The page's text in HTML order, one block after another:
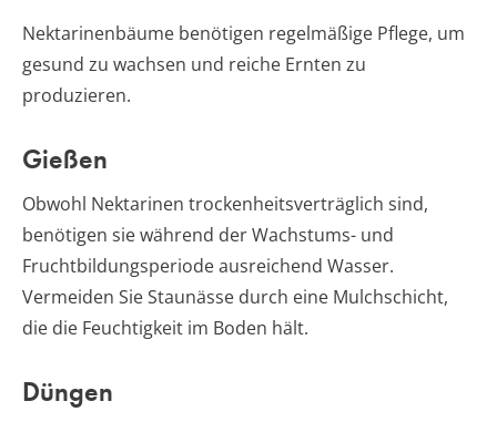
Nektarinenbäume benötigen regelmäßige Pflege, um
gesund zu wachsen und reiche Ernten zu
produzieren.
Gießen
Obwohl Nektarinen trockenheitsverträglich sind,
benötigen sie während der Wachstums- und
Fruchtbildungsperiode ausreichend Wasser.
Vermeiden Sie Staunässe durch eine Mulchschicht,
die die Feuchtigkeit im Boden hält.
Düngen